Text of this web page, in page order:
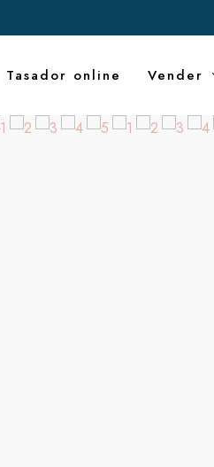
Tasador online Vender